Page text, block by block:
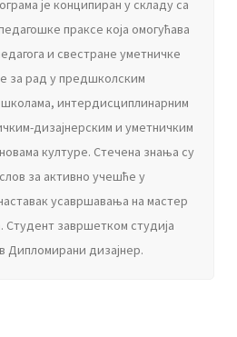
је конципиран у складу са
праксе која омогућава
и свестране уметничке
за рад у предшколским
интердисциплинарним
дизајнерским и уметничким
културе. Стечена знања су
за активно учешће у
усавршавања на мастер
Студент завршетком студија
Дипломирани дизajнeр.